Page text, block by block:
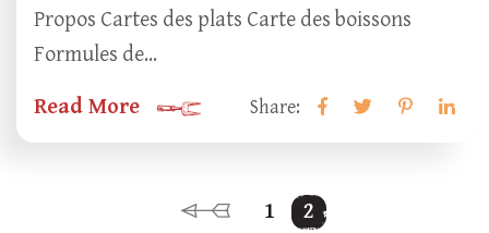
Propos Cartes des plats Carte des boissons
Formules de...
Read More Share:
1 2